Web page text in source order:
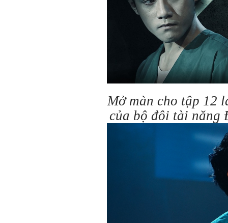
Mở màn cho tập 12
của bộ đôi tài năng